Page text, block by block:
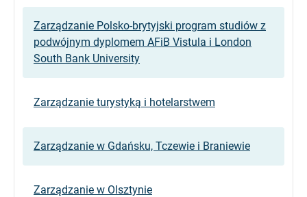
Zarządzanie Polsko-brytyjski program studiów z
podwójnym dyplomem AFiB Vistula i London
South Bank University
Zarządzanie turystyką i hotelarstwem
Zarządzanie w Gdańsku, Tczewie i Braniewie
Zarządzanie w Olsztynie